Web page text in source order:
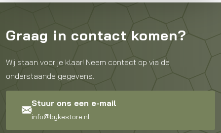
Graag in contact komen?
Wij staan voor je klaar! Neem contact op via de
onderstaande gegevens.
Stuur ons een e-mail
info@bykestore.nl